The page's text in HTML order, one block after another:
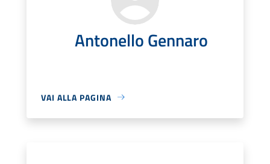
Antonello Gennaro
VAI ALLA PAGINA